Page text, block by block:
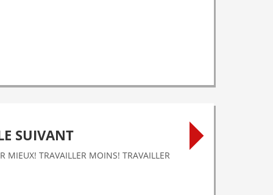
SUIVANT
MIEUX! TRAVAILLER MOINS! TRAVAILLER